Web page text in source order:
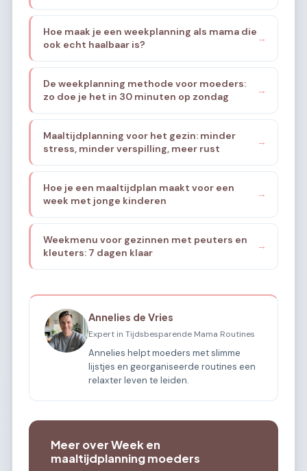
Hoe maak je een weekplanning als mama die
ook echt haalbaar is?
→
De weekplanning methode voor moeders:
zo doe je het in 30 minuten op zondag
→
Maaltijdplanning voor het gezin: minder
stress, minder verspilling, meer rust
→
Hoe je een maaltijdplan maakt voor een
week met jonge kinderen
→
Weekmenu voor gezinnen met peuters en
kleuters: 7 dagen klaar
→
Annelies de Vries
Expert in Tijdsbesparende Mama Routines
Annelies helpt moeders met slimme
lijstjes en georganiseerde routines een
relaxter leven te leiden.
Meer over Week en
maaltijdplanning moeders